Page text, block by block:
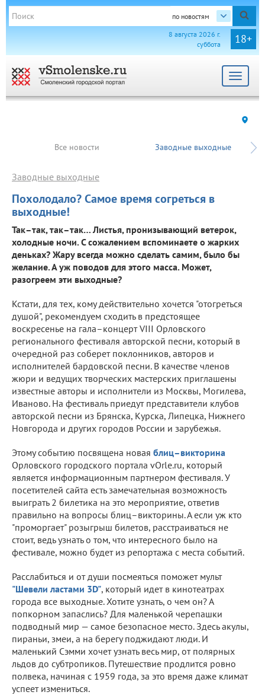
по новостям
18+
8 августа 2026 г.
суббота
Toggle
Все новости Заводные выходные
Похолодало? Самое время согреться в
выходные!
Заводные выходные
Так–так, так–так… Листья, пронизывающий ветерок,
холодные ночи. С сожалением вспоминаете о жарких
деньках? Жару всегда можно сделать самим, было бы
желание. А уж поводов для этого масса. Может,
разогреем эти выходные?
Кстати, для тех, кому действительно хочется "отогреться
душой", рекомендуем сходить в предстоящее
воскресенье на гала–концерт VIII Орловского
регионального фестиваля авторской песни, который в
очередной раз соберет поклонников, авторов и
исполнителей бардовской песни. В качестве членов
жюри и ведущих творческих мастерских приглашены
известные авторы и исполнители из Москвы, Могилева,
Иваново. На фестиваль приедут представители клубов
авторской песни из Брянска, Курска, Липецка, Нижнего
Новгорода и других городов России и зарубежья.
Этому событию посвящена новая блиц–викторина
Орловского городского портала vOrle.ru, который
является информационным партнером фестиваля. У
посетителей сайта есть замечательная возможность
выиграть 2 билетика на это мероприятие, ответив
правильно на вопросы блиц–викторины. А если уж кто
"проморгает" розыгрыш билетов, расстраиваться не
стоит, ведь узнать о том, что интересного было на
фестивале, можно будет из репортажа с места событий.
Расслабиться и от души посмеяться поможет мульт
"Шевели ластами 3D", который идет в кинотеатрах
города все выходные. Хотите узнать, о чем он? А
попкорном запаслись? Для маленькой черепашки
подводный мир — самое безопасное место. Здесь акулы,
пираньи, змеи, а на берегу поджидают люди. И
маленький Сэмми хочет узнать весь мир, от полярных
льдов до субтропиков. Путешествие продлится ровно
полвека, начиная с 1959 года, за это время даже климат
успеет измениться.